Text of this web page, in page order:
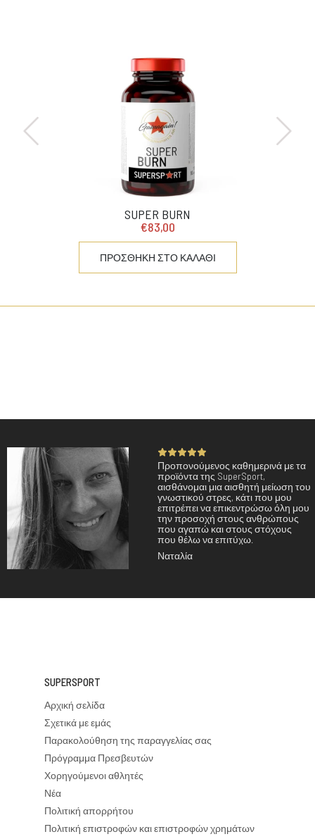
SUPER BURN
€83,00
ΠΡΟΣΘΗΚΗ ΣΤΟ ΚΑΛΑΘΙ
Προπονούμενος καθημερινά με τα
προϊόντα της SuperSport,
αισθάνομαι μια αισθητή μείωση του
γνωστικού στρες, κάτι που μου
επιτρέπει να επικεντρώσω όλη μου
την προσοχή στους ανθρώπους
που αγαπώ και στους στόχους
που θέλω να επιτύχω.
Ναταλία
SUPERSPORT
Αρχική σελίδα
Σχετικά με εμάς
Παρακολούθηση της παραγγελίας σας
Πρόγραμμα Πρεσβευτών
Χορηγούμενοι αθλητές
Νέα
Πολιτική απορρήτου
Πολιτική επιστροφών και επιστροφών χρημάτων